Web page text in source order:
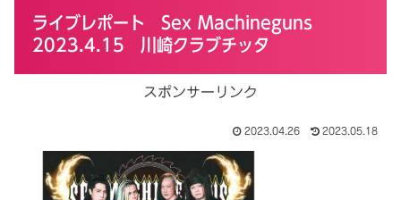
ライブレポート Sex Machineguns
2023.4.15 川崎クラブチッタ
スポンサーリンク
2023.04.26 2023.05.18